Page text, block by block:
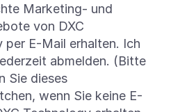
neuem
Fenster)
in
neuem
Fenster)
Marketing- und
von DXC
per E-Mail erhalten. Ich
abmelden. (Bitte
Sie dieses
wenn Sie keine E-